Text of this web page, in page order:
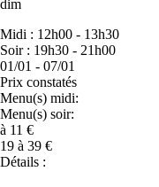
dim
Midi : 12h00 - 13h30
Soir : 19h30 - 21h00
01/01 - 07/01
Prix constatés
Menu(s) midi:
Menu(s) soir:
à 11 €
19 à 39 €
Détails :